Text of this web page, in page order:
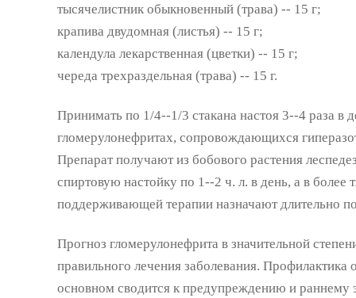
тысячелистник обыкновенный (трава) -- 15 г;
крапива двудомная (листья) -- 15 г;
календула лекарственная (цветки) -- 15 г;
череда трехраздельная (трава) -- 15 г.
Принимать по 1/4--1/3 стакана настоя 3--4 раза в
гломерулонефритах, сопровождающихся
Препарат получают из бобового растения
спиртовую настойку по 1--2 ч. л. в день, а в более
поддерживающей терапии назначают длительно
Прогноз гломерулонефрита в значительной
правильного лечения заболевания. Профилактика
основном сводится к предупреждению и раннему